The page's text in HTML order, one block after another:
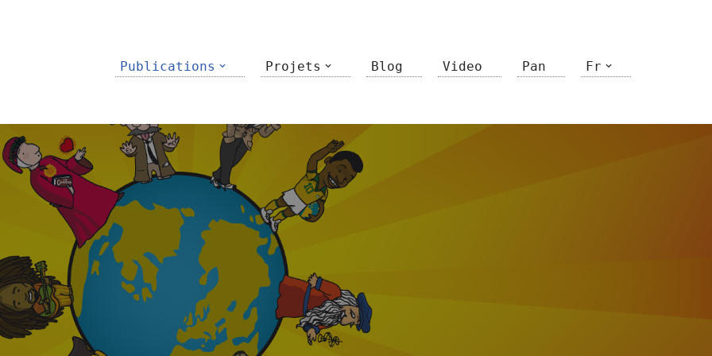
Publications Projets Blog Video Pan Fr